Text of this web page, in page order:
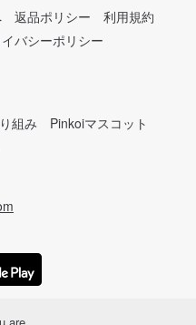
返品ポリシー
利用規約
バシーポリシー
組み
Pinkoiマスコット